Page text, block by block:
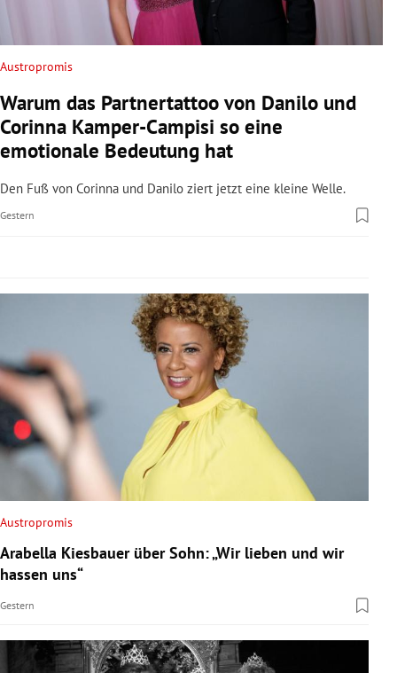
Untermenü
Untermenü
Untermenü
Untermenü
Untermenü
Austropromis
Warum das Partnertattoo von Danilo und
Corinna Kamper-Campisi so eine
emotionale Bedeutung hat
Den Fuß von Corinna und Danilo ziert jetzt eine kleine Welle.
Gestern
Austropromis
Arabella Kiesbauer über Sohn: „Wir lieben und wir
hassen uns“
Gestern